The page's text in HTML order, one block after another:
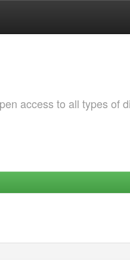
access to all types of